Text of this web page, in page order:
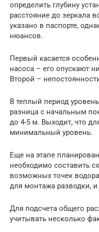
определить глубину
расстояние до зеркала
указано в паспорте,
нюансов.
Первый касается
насоса – его опускают
Второй –
В теплый период
разница с начальным
до 4-5 м. Выходит, что
минимальный уровень.
Еще на этапе
необходимо составить
возможных точек
для монтажа разводки,
Для подсчета общего
учитывать несколько